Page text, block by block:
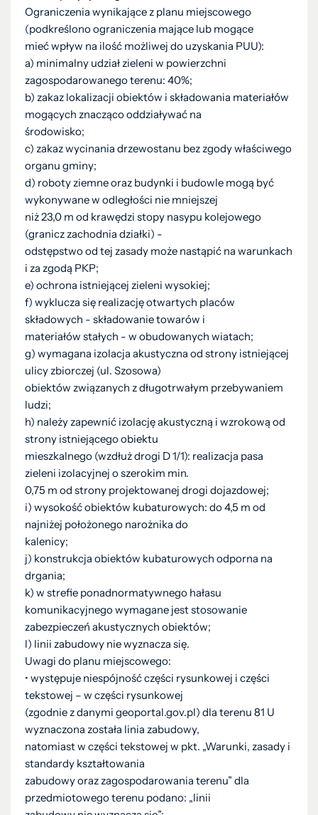
Ograniczenia wynikające z planu miejscowego
(podkreślono ograniczenia mające lub mogące
mieć wpływ na ilość możliwej do uzyskania PUU):
a) minimalny udział zieleni w powierzchni
zagospodarowanego terenu: 40%;
b) zakaz lokalizacji obiektów i składowania materiałów
mogących znacząco oddziaływać na
środowisko;
c) zakaz wycinania drzewostanu bez zgody właściwego
organu gminy;
d) roboty ziemne oraz budynki i budowle mogą być
wykonywane w odległości nie mniejszej
niż 23,0 m od krawędzi stopy nasypu kolejowego
(granicz zachodnia działki) -
odstępstwo od tej zasady może nastąpić na warunkach
i za zgodą PKP;
e) ochrona istniejącej zieleni wysokiej;
f) wyklucza się realizację otwartych placów
składowych - składowanie towarów i
materiałów stałych - w obudowanych wiatach;
g) wymagana izolacja akustyczna od strony istniejącej
ulicy zbiorczej (ul. Szosowa)
obiektów związanych z długotrwałym przebywaniem
ludzi;
h) należy zapewnić izolację akustyczną i wzrokową od
strony istniejącego obiektu
mieszkalnego (wzdłuż drogi D 1/1): realizacja pasa
zieleni izolacyjnej o szerokim min.
0,75 m od strony projektowanej drogi dojazdowej;
i) wysokość obiektów kubaturowych: do 4,5 m od
najniżej położonego narożnika do
kalenicy;
j) konstrukcja obiektów kubaturowych odporna na
drgania;
k) w strefie ponadnormatywnego hałasu
komunikacyjnego wymagane jest stosowanie
zabezpieczeń akustycznych obiektów;
l) linii zabudowy nie wyznacza się.
Uwagi do planu miejscowego:
• występuje niespójność części rysunkowej i części
tekstowej – w części rysunkowej
(zgodnie z danymi geoportal.gov.pl) dla terenu 81 U
wyznaczona została linia zabudowy,
natomiast w części tekstowej w pkt. „Warunki, zasady i
standardy kształtowania
zabudowy oraz zagospodarowania terenu” dla
przedmiotowego terenu podano: „linii